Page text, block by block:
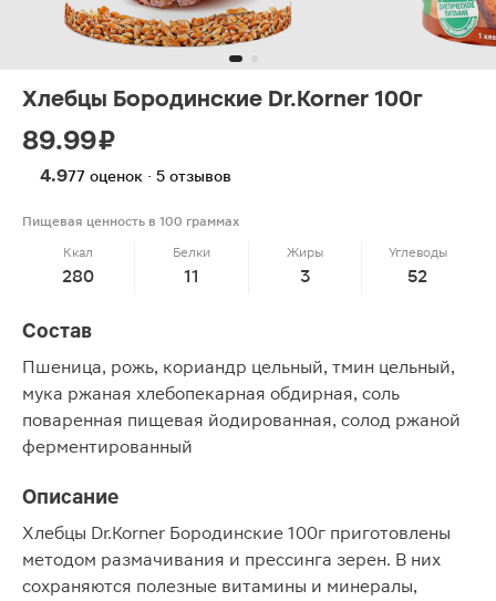
Хлебцы Бородинские Dr.Korner 100г
89.99 ₽
4.977 оценок · 5 отзывов
Пищевая ценность в 100 граммах
Ккал
280
Белки
11
Жиры
3
Углеводы
52
Состав
Пшеница, рожь, кориандр цельный, тмин цельный,
мука ржаная хлебопекарная обдирная, соль
поваренная пищевая йодированная, солод ржаной
ферментированный
Описание
Хлебцы Dr.Korner Бородинские 100г приготовлены
методом размачивания и прессинга зерен. В них
сохраняются полезные витамины и минералы,